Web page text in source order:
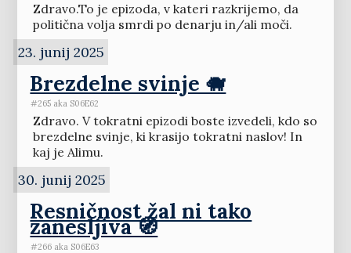
Zdravo.To je epizoda, v kateri razkrijemo, da
politična volja smrdi po denarju in/ali moči.
23. junij 2025
Brezdelne svinje 🐗
#265 aka S06E62
Zdravo. V tokratni epizodi boste izvedeli, kdo so
brezdelne svinje, ki krasijo tokratni naslov! In
kaj je Alimu.
30. junij 2025
Resničnost žal ni tako
zanesljiva 🧭
#266 aka S06E63